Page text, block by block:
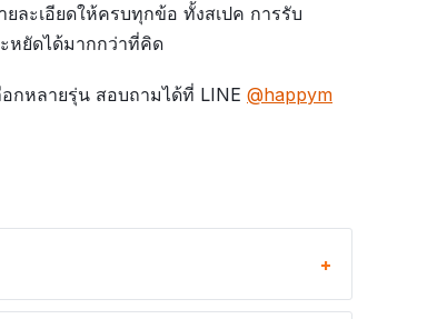
ละเอียดให้ครบทุกข้อ ทั้งสเปค การรับ
หยัดได้มากกว่าที่คิด
กหลายรุ่น สอบถามได้ที่ LINE @happym